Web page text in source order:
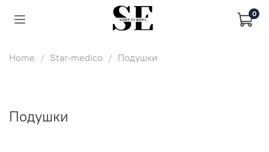
0
Home Star-medico Подушки
Подушки